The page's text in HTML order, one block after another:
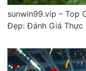
sunwin99.vip – Top
Đẹp: Đánh Giá Thực